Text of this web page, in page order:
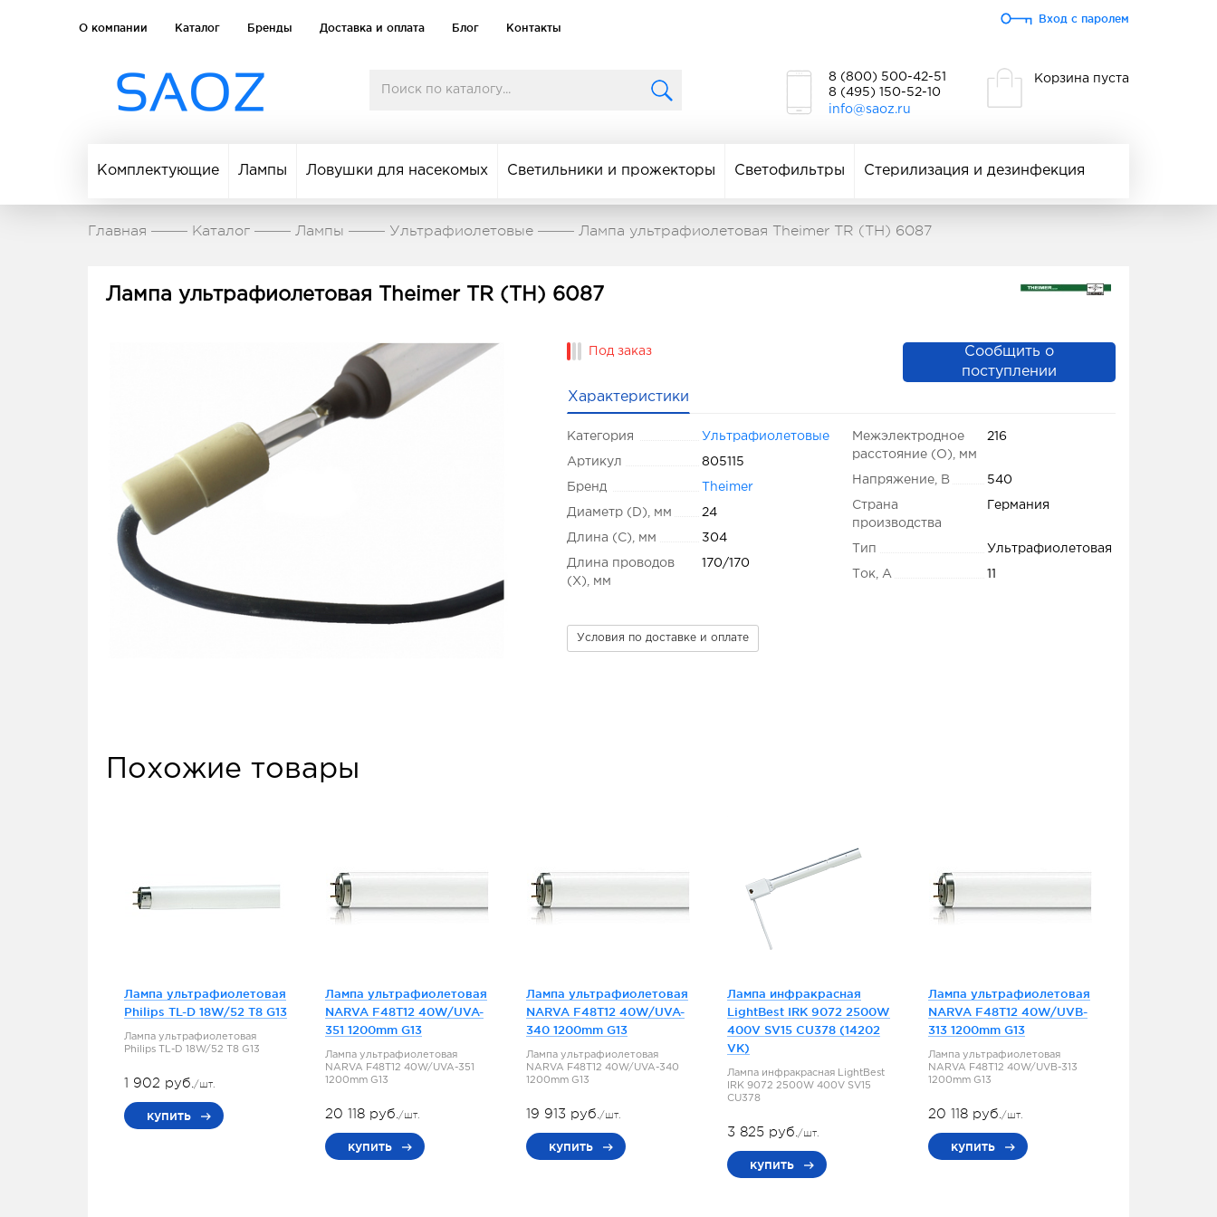
О компании Каталог Бренды Доставка и оплата Блог Контакты
Вход с паролем
8 (800) 500-42-51
8 (495) 150-52-10
info@saoz.ru
Корзина пуста
Комплектующие Лампы Ловушки для насекомых Светильники и прожекторы Светофильтры Стерилизация и дезинфекция
Главная Каталог Лампы Ультрафиолетовые Лампа ультрафиолетовая Theimer TR (TH) 6087
Лампа ультрафиолетовая Theimer TR (TH) 6087
Под заказ
Сообщить о
поступлении
Характеристики
Категория Ультрафиолетовые
Артикул 805115
Бренд Theimer
Диаметр (D), мм 24
Длина (C), мм 304
Длина проводов
(X), мм
170/170
Межэлектродное
расстояние (O), мм
216
Напряжение, В 540
Страна
производства
Германия
Тип Ультрафиолетовая
Ток, А 11
Условия по доставке и оплате
Похожие товары
Лампа ультрафиолетовая
Philips TL-D 18W/52 T8 G13
Лампа ультрафиолетовая
Philips TL-D 18W/52 T8 G13
1 902 руб./шт.
купить
Лампа ультрафиолетовая
NARVA F48T12 40W/UVA-
351 1200mm G13
Лампа ультрафиолетовая
NARVA F48T12 40W/UVA-351
1200mm G13
20 118 руб./шт.
купить
Лампа ультрафиолетовая
NARVA F48T12 40W/UVA-
340 1200mm G13
Лампа ультрафиолетовая
NARVA F48T12 40W/UVA-340
1200mm G13
19 913 руб./шт.
купить
Лампа инфракрасная
LightBest IRK 9072 2500W
400V SV15 СU378 (14202
VK)
Лампа инфракрасная LightBest
IRK 9072 2500W 400V SV15
СU378
3 825 руб./шт.
купить
Лампа ультрафиолетовая
NARVA F48T12 40W/UVB-
313 1200mm G13
Лампа ультрафиолетовая
NARVA F48T12 40W/UVB-313
1200mm G13
20 118 руб./шт.
купить